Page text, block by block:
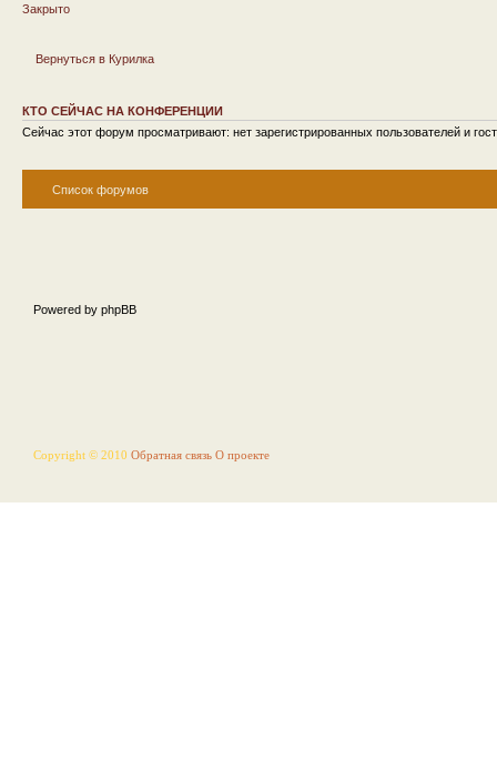
Закрыто
Вернуться в Курилка
КТО СЕЙЧАС НА КОНФЕРЕНЦИИ
Сейчас этот форум просматривают: нет зарегистрированных пользователей и
Список форумов
Powered by phpBB
Copyright © 2010 Обратная связь О проекте